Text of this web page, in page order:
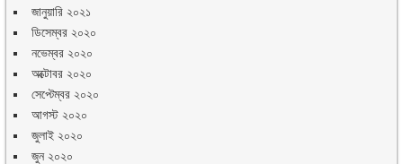
জানুয়ারি ২০২১
ডিসেম্বর ২০২০
নভেম্বর ২০২০
অক্টোবর ২০২০
সেপ্টেম্বর ২০২০
আগস্ট ২০২০
জুলাই ২০২০
জুন ২০২০